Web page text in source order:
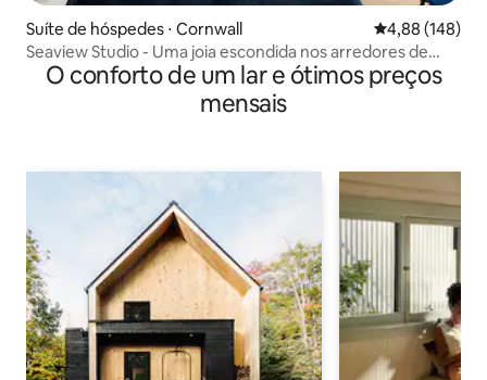
Suíte de hóspedes ⋅ Cornwall 4,88 de uma
4,88 (148)
Seaview Studio - Uma joia escondida nos arredores de
Looe
O conforto de um lar e ótimos preços
mensais